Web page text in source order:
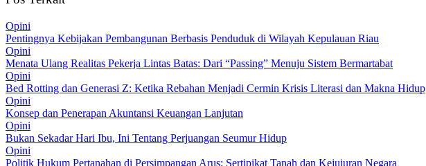
Opini
Pentingnya Kebijakan Pembangunan Berbasis Penduduk di Wilayah Kepulauan Riau
Opini
Menata Ulang Realitas Pekerja Lintas Batas: Dari “Passing” Menuju Sistem Bermartabat
Opini
Bed Rotting dan Generasi Z: Ketika Rebahan Menjadi Cermin Krisis Literasi dan Makna Hidup
Opini
Konsep dan Penerapan Akuntansi Keuangan Lanjutan
Opini
Bukan Sekadar Hari Ibu, Ini Tentang Perjuangan Seumur Hidup
Opini
Politik Hukum Pertanahan di Persimpangan Arus: Sertipikat Tanah dan Kejujuran Negara